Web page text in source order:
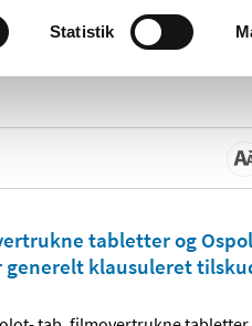
Statistik
tabletter og
generelt klausuleret